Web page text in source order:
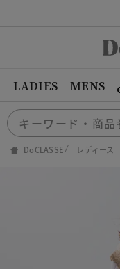
LADIES MENS
DoCLASSE レディース